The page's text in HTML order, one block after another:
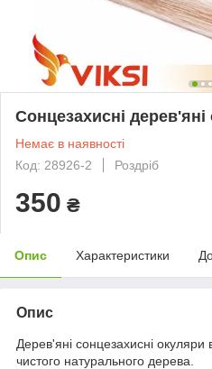
Сонцезахисні
Немає в наявності
Код: 28926-2
Роздріб
350 ₴
Опис Характеристики
Опис
Дерев'яні сонцезахисні окуляри
чистого натурального дерева.